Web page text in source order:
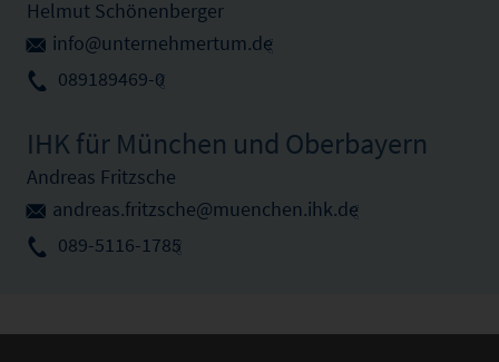
Helmut Schönenberger
info@unternehmertum.de
089189469-0
IHK für München und Oberbayern
Andreas Fritzsche
andreas.fritzsche@muenchen.ihk.de
089-5116-1785